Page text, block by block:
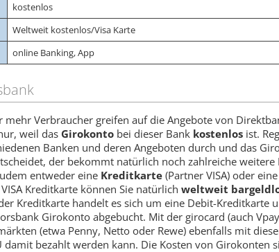
kostenlos
Weltweit kostenlos/Visa Karte
online Banking, App
mehr Verbraucher greifen auf die Angebote von
weil das Girokonto bei dieser Bank kostenlos ist.
Banken und deren Angeboten durch und das
der bekommt natürlich noch zahlreiche
entweder eine Kreditkarte (Partner VISA) oder eine
Kreditkarte können Sie natürlich weltweit
Kreditkarte handelt es sich um eine Debit-Kreditkarte
Girokonto abgebucht. Mit der girocard (auch
(etwa Penny, Netto oder Rewe) ebenfalls mit
bezahlt werden kann. Die Kosten von Girokonten